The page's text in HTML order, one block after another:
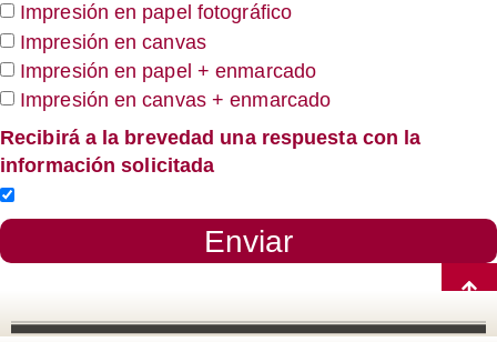
Impresión en papel fotográfico
Impresión en canvas
Impresión en papel + enmarcado
Impresión en canvas + enmarcado
Recibirá a la brevedad una respuesta con la
información solicitada
Enviar